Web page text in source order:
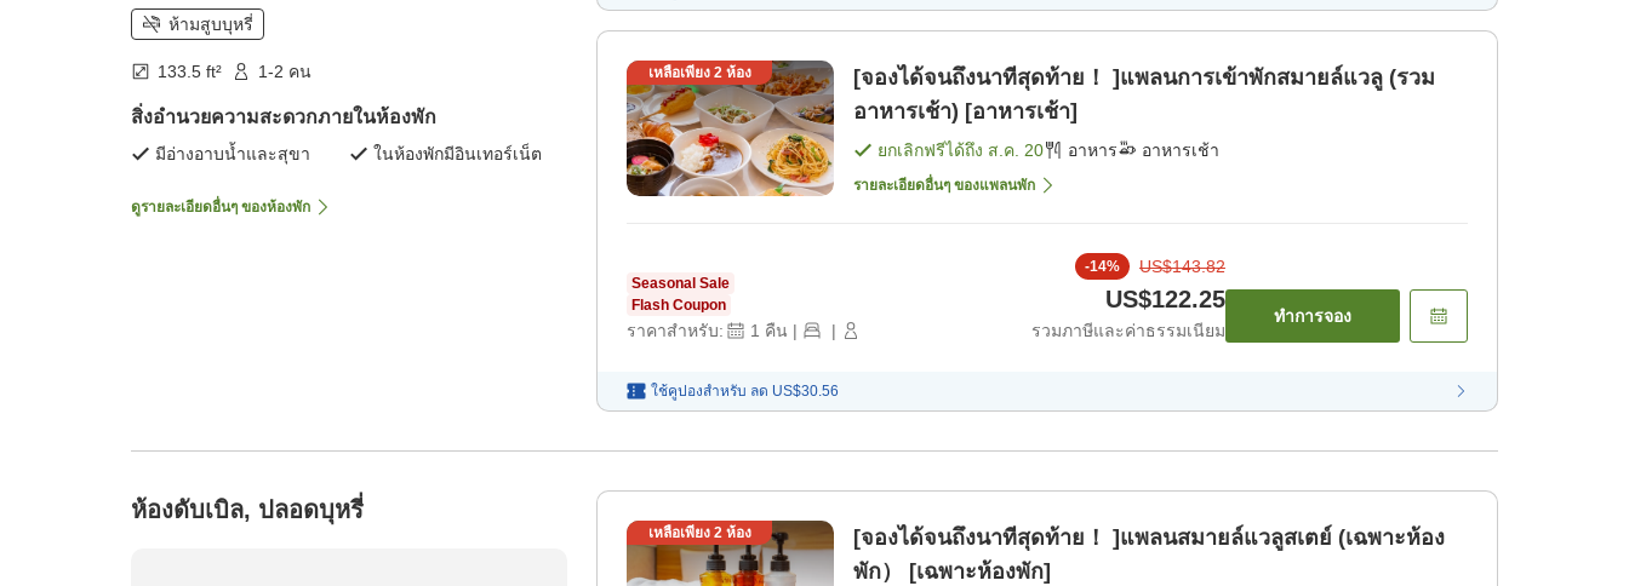
ห้ามสูบบุหรี่
133.5 ft² 1-2 คน
สิ่งอำนวยความสะดวกภายในห้องพัก
มีอ่างอาบน้ำและสุขา ในห้องพักมีอินเทอร์เน็ต
ดูรายละเอียดอื่นๆ ของห้องพัก
เหลือเพียง 2ห้อง
[จองได้จนถึงนาทีสุดท้าย！ ]แพลนการเข้าพักสมายล์แวลู (รวม
อาหารเช้า) [อาหารเช้า]
ยกเลิกฟรีได้ถึง ส.ค. 20 อาหาร อาหารเช้า
รายละเอียดอื่นๆ ของแพลนพัก
Seasonal Sale
Flash Coupon
ราคาสำหรับ: 1 คืน | |
-14% US$143.82
US$122.25
รวมภาษีและค่าธรรมเนียม
ทำการจอง
ใช้คูปองสำหรับ ลด US$30.56
ห้องดับเบิล, ปลอดบุหรี่
เหลือเพียง 2ห้อง
[จองได้จนถึงนาทีสุดท้าย！ ]แพลนสมายล์แวลูสเตย์ (เฉพาะห้อง
พัก） [เฉพาะห้องพัก]